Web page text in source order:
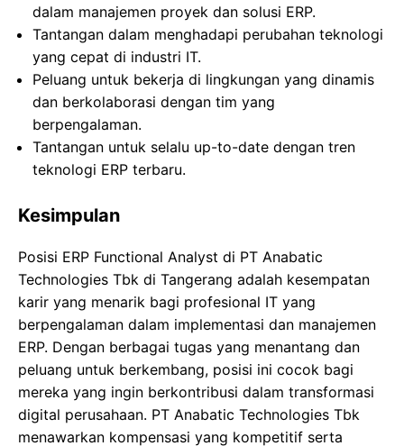
dalam manajemen proyek dan solusi ERP.
Tantangan dalam menghadapi perubahan teknologi
yang cepat di industri IT.
Peluang untuk bekerja di lingkungan yang dinamis
dan berkolaborasi dengan tim yang
berpengalaman.
Tantangan untuk selalu up-to-date dengan tren
teknologi ERP terbaru.
Kesimpulan
Posisi ERP Functional Analyst di PT Anabatic
Technologies Tbk di Tangerang adalah kesempatan
karir yang menarik bagi profesional IT yang
berpengalaman dalam implementasi dan manajemen
ERP. Dengan berbagai tugas yang menantang dan
peluang untuk berkembang, posisi ini cocok bagi
mereka yang ingin berkontribusi dalam transformasi
digital perusahaan. PT Anabatic Technologies Tbk
menawarkan kompensasi yang kompetitif serta